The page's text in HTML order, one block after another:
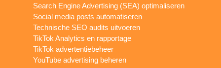
Search Engine Advertising (SEA) optimaliseren
Social media posts automatiseren
Technische SEO audits uitvoeren
TikTok Analytics en rapportage
TikTok advertentiebeheer
YouTube advertising beheren